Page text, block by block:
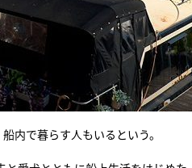
内で暮らす人もいるという。